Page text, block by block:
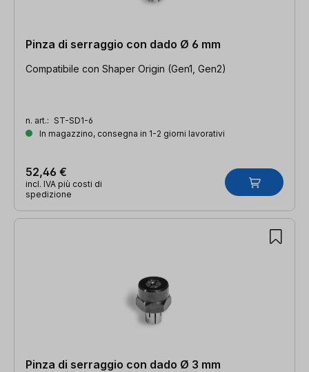
Pinza di serraggio con dado Ø 6 mm
Compatibile con Shaper Origin (Gen1, Gen2)
n. art.: ST-SD1-6
In magazzino, consegna in 1-2 giorni lavorativi
52,46 €
incl. IVA più costi di
spedizione
Pinza di serraggio con dado Ø 3 mm